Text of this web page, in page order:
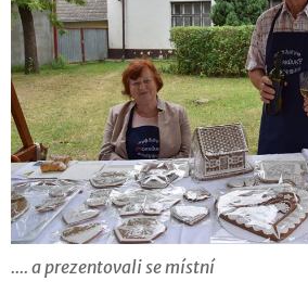
.... a prezentovali se místní